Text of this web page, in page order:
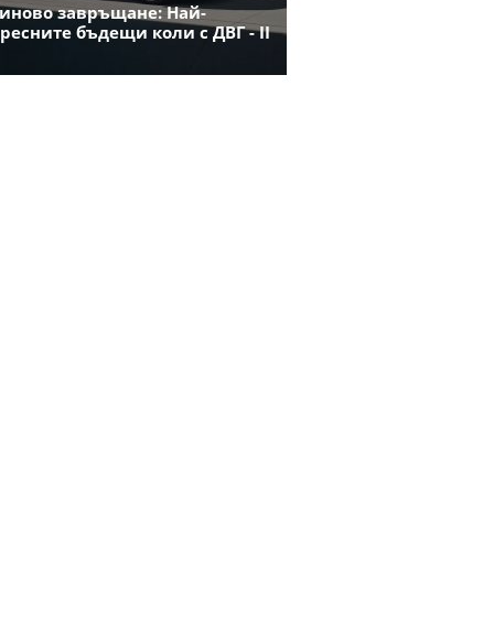
завръщане: Най-
бъдещи коли с ДВГ - II